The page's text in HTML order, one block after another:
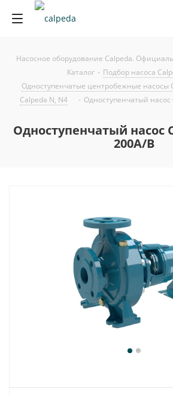
Насосное оборудование Calpeda.
Каталог - Подбор насоса
Одноступенчатые центробежные насосы
Calpeda N, N4
- Одноступенчатый насос
Одноступенчатый насос
200A/B